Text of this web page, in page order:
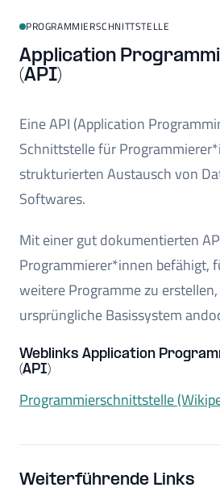
PROGRAMMIERSCHNITTSTELLE
Application
(API)
Eine API (Application
Schnittstelle für
strukturierten Austausch von
Softwares.
Mit einer gut dokumentierten
Programmierer*innen befähigt,
weitere Programme zu
ursprüngliche Basissystem
Weblinks Application
(API)
Programmierschnittstelle
Weiterführende Links